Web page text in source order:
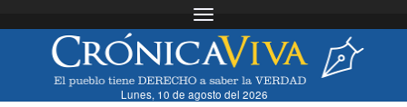
Toggle navigation
Lunes, 10 de agosto del 2026